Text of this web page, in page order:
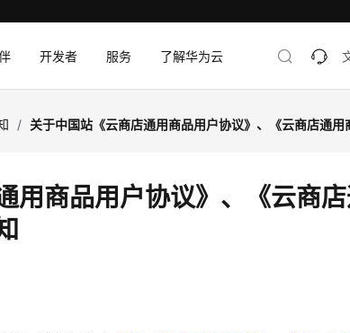
开发者 服务 了解华为云
/ 关于中国站《云商店通用商品用户协议》、《云商店通
用商品用户协议》、《云商